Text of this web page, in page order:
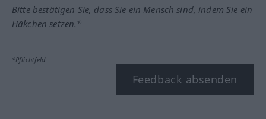
Bitte bestätigen Sie, dass Sie ein Mensch sind, indem Sie ein
Häkchen setzen.*
*Pflichtfeld
Feedback absenden